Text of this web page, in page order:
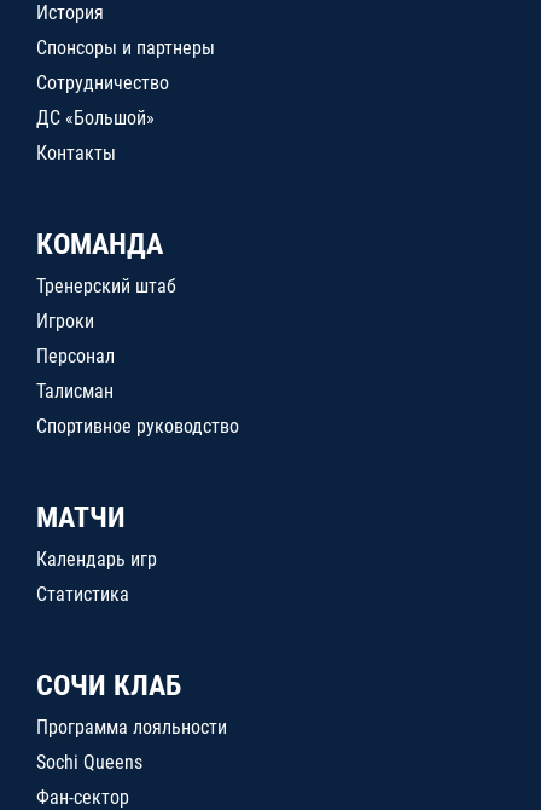
История
Спонсоры и партнеры
Сотрудничество
ДС «Большой»
Контакты
КОМАНДА
Тренерский штаб
Игроки
Персонал
Талисман
Спортивное руководство
МАТЧИ
Календарь игр
Статистика
СОЧИ КЛАБ
Программа лояльности
Sochi Queens
Фан-сектор